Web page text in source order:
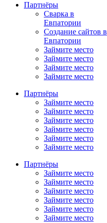
Партнёры
Сварка в
Евпатории
Создание сайтов в
Евпатории
Займите место
Займите место
Займите место
Займите место
Партнёры
Займите место
Займите место
Займите место
Займите место
Займите место
Займите место
Партнёры
Займите место
Займите место
Займите место
Займите место
Займите место
Займите место